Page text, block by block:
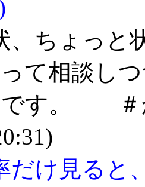
、ちょっと
て相談し
です。 ＃
だけ見ると